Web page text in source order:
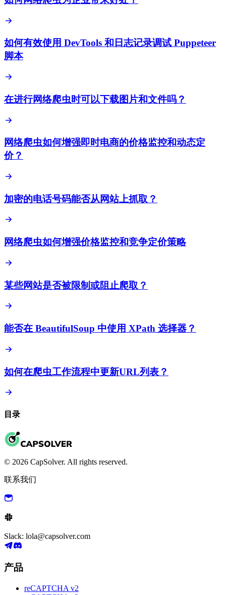
如何有效使用 DevTools 和日志记录调试 Puppeteer
脚本
在进行网络爬虫时可以下载图片和文件吗？
网络爬虫如何增强即时电商的价格监控和动态定
价？
加密的电话号码能否从网站上抓取？
网络爬虫如何增强价格监控和竞争定价策略
某些网站是否被限制或阻止爬取？
能否在 BeautifulSoup 中使用 XPath 选择器？
如何在爬虫工作流程中更新URL列表？
目录
© 2026 CapSolver. All rights reserved.
联系我们
Slack: lola@capsolver.com
产品
reCAPTCHA v2